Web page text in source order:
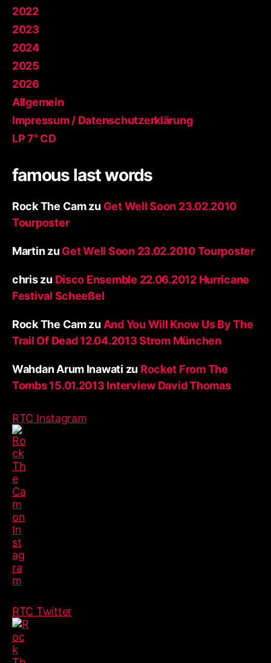
2022
2023
2024
2025
2026
Allgemein
Impressum / Datenschutzerklärung
LP 7" CD
famous last words
Rock The Camzu Get Well Soon 23.02.2010
Tourposter
Martinzu Get Well Soon 23.02.2010 Tourposter
chriszu Disco Ensemble 22.06.2012 Hurricane
Festival Scheeßel
Rock The Camzu And You Will Know Us By The
Trail Of Dead 12.04.2013 Strom München
Wahdan Arum Inawati zu Rocket From The
Tombs 15.01.2013 Interview David Thomas
RTC Instagram
RTC Twitter